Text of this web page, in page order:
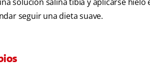
seguir una dieta suave.